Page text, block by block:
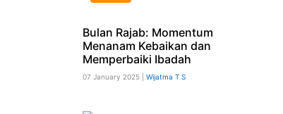
Bulan Rajab: Momentum
Menanam Kebaikan dan
Memperbaiki Ibadah
07 January 2025 | Wijatma T S